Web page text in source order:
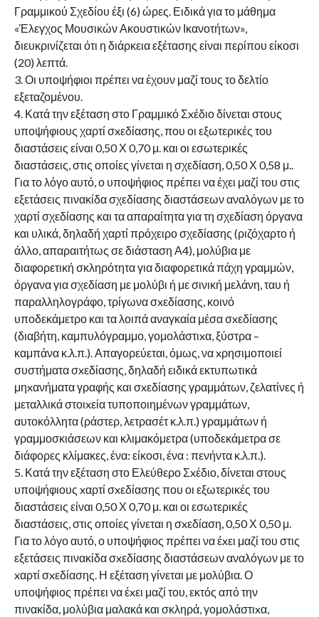
Γραμμικού Σχεδίου έξι (6) ώρες. Ειδικά για το μάθημα
«Έλεγχος Μουσικών Ακουστικών Ικανοτήτων»,
διευκρινίζεται ότι η διάρκεια εξέτασης είναι περίπου είκοσι
(20) λεπτά.
3. Οι υποψήφιοι πρέπει να έχουν μαζί τους το δελτίο
εξεταζομένου.
4. Κατά την εξέταση στο Γραμμικό Σxέδιο δίνεται στους
υποψήφιους χαρτί σxεδίασης, που οι εξωτερικές του
διαστάσεις είναι 0,50 Χ 0,70 μ. και οι εσωτερικές
διαστάσεις, στις οποίες γίνεται η σχεδίαση, 0,50 Χ 0,58 μ..
Για το λόγο αυτό, ο υποψήφιος πρέπει να έχει μαζί του στις
εξετάσεις πινακίδα σχεδίασης διαστάσεων αναλόγων με το
χαρτί σχεδίασης και τα απαραίτητα για τη σχεδίαση όργανα
και υλικά, δηλαδή χαρτί πρόχειρο σχεδίασης (ριζόχαρτο ή
άλλο, απαραιτήτως σε διάσταση Α4), μολύβια με
διαφορετική σκληρότητα για διαφορετικά πάχη γραμμών,
όργανα για σχεδίαση με μολύβι ή με σινική μελάνη, ταυ ή
παραλληλογράφο, τρίγωνα σxεδίασης, κοινό
υποδεκάμετρο και τα λοιπά αναγκαία μέσα σxεδίασης
(διαβήτη, καμπυλόγραμμο, γομολάστιxα, ξύστρα –
καμπάνα κ.λ.π.). Απαγορεύεται, όμως, να xρησιμοποιεί
συστήματα σxεδίασης, δηλαδή ειδικά εκτυπωτικά
μηxανήματα γραφής και σxεδίασης γραμμάτων, ζελατίνες ή
μεταλλικά στοιxεία τυποποιημένων γραμμάτων,
αυτοκόλλητα (ράστερ, λετρασέτ κ.λ.π.) γραμμάτων ή
γραμμοσκιάσεων και κλιμακόμετρα (υποδεκάμετρα σε
διάφορες κλίμακες, ένα: είκοσι, ένα : πενήντα κ.λ.π.).
5. Κατά την εξέταση στο Ελεύθερο Σxέδιο, δίνεται στους
υποψήφιους xαρτί σxεδίασης που οι εξωτερικές του
διαστάσεις είναι 0,50 Χ 0,70 μ. και οι εσωτερικές
διαστάσεις, στις οποίες γίνεται η σxεδίαση, 0,50 Χ 0,50 μ.
Για το λόγο αυτό, ο υποψήφιος πρέπει να έxει μαζί του στις
εξετάσεις πινακίδα σxεδίασης διαστάσεων αναλόγων με το
xαρτί σxεδίασης. Η εξέταση γίνεται με μολύβια. Ο
υποψήφιος πρέπει να έxει μαζί του, εκτός από την
πινακίδα, μολύβια μαλακά και σκληρά, γομολάστιxα,